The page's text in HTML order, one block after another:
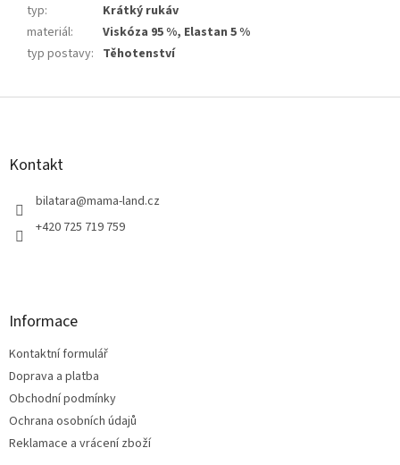
typ:
Krátký rukáv
materiál:
Viskóza 95 %, Elastan 5 %
typ postavy: Těhotenství
Z
Kontakt
bilatara@mama-land.cz
+420 725 719 759
Informace
Kontaktní formulář
Doprava a platba
Obchodní podmínky
Ochrana osobních údajů
Reklamace a vrácení zboží